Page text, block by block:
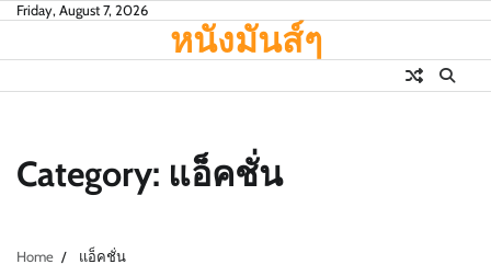
Skip
content
Friday, August 7, 2026
หนังมันส์ๆ
Category: แอ็คชั่น
Home แอ็คชั่น